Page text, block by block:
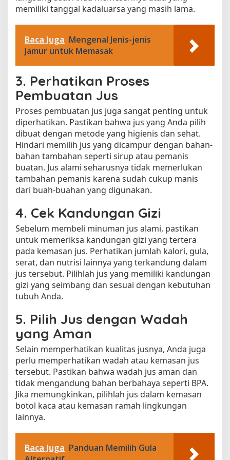
memiliki tanggal kadaluarsa yang masih lama.
Baca Juga Mengenal Jenis-jenis
Jamur untuk Memasak
3. Perhatikan Proses
Pembuatan Jus
Proses pembuatan jus juga sangat penting untuk
diperhatikan. Pastikan bahwa jus yang Anda pilih
dibuat dengan metode yang higienis dan sehat.
Hindari memilih jus yang dicampur dengan bahan-
bahan tambahan seperti sirup atau pemanis
buatan. Jus alami seharusnya tidak memerlukan
tambahan pemanis karena sudah cukup manis
dari buah-buahan yang digunakan.
4. Cek Kandungan Gizi
Sebelum membeli minuman jus alami, pastikan
untuk memeriksa kandungan gizi yang tertera
pada kemasan jus. Perhatikan jumlah kalori, gula,
serat, dan nutrisi lainnya yang terkandung dalam
jus tersebut. Pilihlah jus yang memiliki kandungan
gizi yang seimbang dan sesuai dengan kebutuhan
tubuh Anda.
5. Pilih Jus dengan Wadah
yang Aman
Selain memperhatikan kualitas jusnya, Anda juga
perlu memperhatikan wadah atau kemasan jus
tersebut. Pastikan bahwa wadah jus aman dan
tidak mengandung bahan berbahaya seperti BPA.
Jika memungkinkan, pilihlah jus dalam kemasan
botol kaca atau kemasan ramah lingkungan
lainnya.
Baca Juga Panduan Memilih Gula